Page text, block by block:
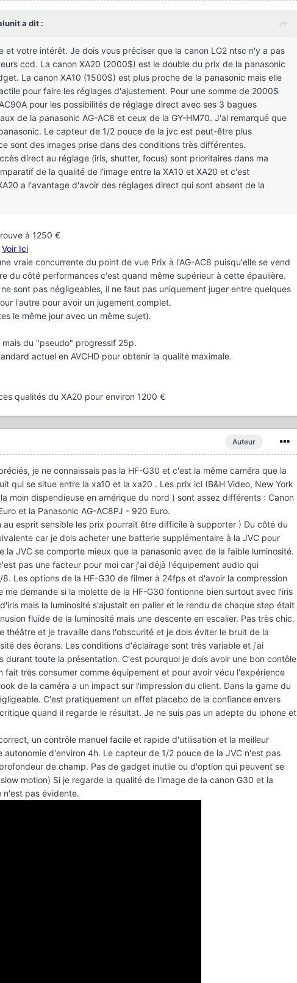
a dit :
et votre intérêt. Je dois vous préciser que la canon LG2 ntsc n'y a pas
ccd. La canon XA20 (2000$) est le double du prix de la panasonic
La canon XA10 (1500$) est plus proche de la panasonic mais elle
pour faire les réglages d'ajustement. Pour une somme de 2000$
pour les possibilités de réglage direct avec ses 3 bagues
de la panasonic AG-AC8 et ceux de la GY-HM70. J'ai remarqué que
Le capteur de 1/2 pouce de la jvc est peut-être plus
sont des images prise dans des conditions très différentes.
direct au réglage (iris, shutter, focus) sont prioritaires dans ma
de la qualité de l'image entre la XA10 et XA20 et c'est
a l'avantage d'avoir des réglages direct qui sont absent de la
à 1250 €
Voir Ici
vraie concurrente du point de vue Prix à l'AG-AC8 puisqu'elle se vend
du côté performances c'est quand même supérieur à cette épaulière.
sont pas négligeables, il ne faut pas uniquement juger entre quelques
l'autre pour avoir un jugement complet.
le même jour avec un même sujet).
du "pseudo" progressif 25p.
actuel en AVCHD pour obtenir la qualité maximale.
qualités du XA20 pour environ 1200 €
Auteur
je ne connaissais pas la HF-G30 et c'est la même caméra que la
qui se situe entre la xa10 et la xa20 . Les prix ici (B&H Video, New York
moin dispendieuse en amérique du nord ) sont assez différents : Canon
et la Panasonic AG-AC8PJ - 920 Euro.
au esprit sensible les prix pourrait être difficile à supporter ) Du côté du
car je dois acheter une batterie supplémentaire à la JVC pour
la JVC se comporte mieux que la panasonic avec de la faible luminosité.
pas une facteur pour moi car j'ai déjà l'équipement audio qui
Les options de la HF-G30 de filmer à 24fps et d'avoir la compression
demande si la molette de la HF-G30 fontionne bien surtout avec l'iris
mais la luminosité s'ajustait en palier et le rendu de chaque step était
fluïde de la luminosité mais une descente en escalier. Pas très chic.
théâtre et je travaille dans l'obscurité et je dois éviter le bruit de la
des écrans. Les conditions d'éclairage sont très variable et j'ai
durant toute la présentation. C'est pourquoi je dois avoir une bon contôle
fait très consumer comme équipement et pour avoir vécu l'expérience
de la caméra a un impact sur l'impression du client. Dans la game du
C'est pratiquement un effet placebo de la confiance envers
quand il regarde le résultat. Je ne suis pas un adepte du iphone et
un contrôle manuel facile et rapide d'utilisation et la meilleur
d'environ 4h. Le capteur de 1/2 pouce de la JVC n'est pas
de champ. Pas de gadget inutile ou d'option qui peuvent se
motion) Si je regarde la qualité de l'image de la canon G30 et la
n'est pas évidente.